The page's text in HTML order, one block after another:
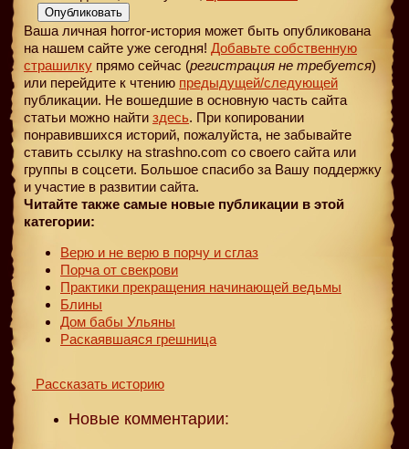
Опубликовать
Ваша личная horror-история может быть опубликована
на нашем сайте уже сегодня! Добавьте собственную
страшилку прямо сейчас (регистрация не требуется)
или перейдите к чтению предыдущей/следующей
публикации. Не вошедшие в основную часть сайта
статьи можно найти здесь. При копировании
понравившихся историй, пожалуйста, не забывайте
ставить ссылку на strashno.com со своего сайта или
группы в соцсети. Большое спасибо за Вашу поддержку
и участие в развитии сайта.
Читайте также самые новые публикации в этой
категории:
Верю и не верю в порчу и сглаз
Порча от свекрови
Практики прекращения начинающей ведьмы
Блины
Дом бабы Ульяны
Раскаявшаяся грешница
Рассказать историю
Новые комментарии: